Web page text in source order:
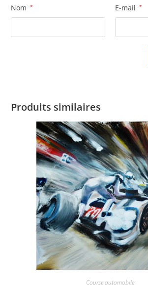
Nom * E-mail *
Produits similaires
Course automobile